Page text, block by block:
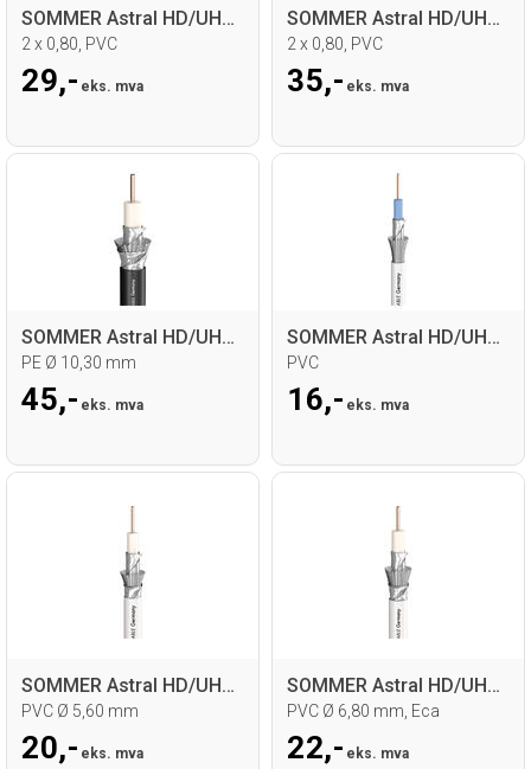
SOMMER Astral HD/UHD Videokabel
2 x 0,80, PVC
29,- eks. mva
SOMMER Astral HD/UHD Videokabel
2 x 0,80, PVC
35,- eks. mva
SOMMER Astral HD/UHD Videokabel
PE Ø 10,30 mm
45,- eks. mva
SOMMER Astral HD/UHD Videokabel
PVC
16,- eks. mva
SOMMER Astral HD/UHD Videokabel
PVC Ø 5,60 mm
20,- eks. mva
SOMMER Astral HD/UHD Videokabel
PVC Ø 6,80 mm, Eca
22,- eks. mva